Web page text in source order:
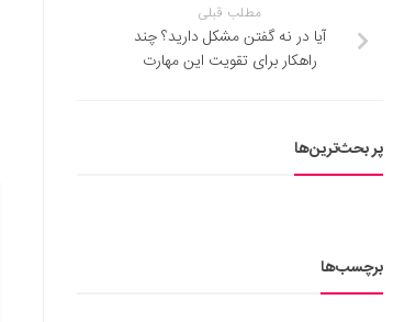
مطلب قبلی
آیا در نه گفتن مشکل دارید؟ چند
راهکار برای تقویت این مهارت
پر بحث‌ترین‌ها
برچسب‌ها